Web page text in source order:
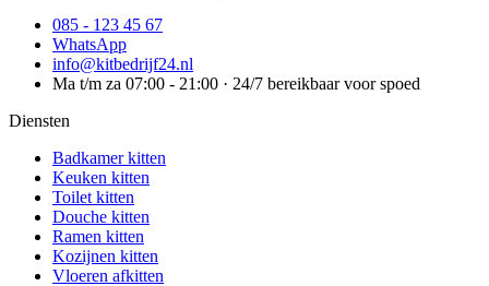
085 - 123 45 67
WhatsApp
info@kitbedrijf24.nl
Ma t/m za 07:00 - 21:00 · 24/7 bereikbaar voor spoed
Diensten
Badkamer kitten
Keuken kitten
Toilet kitten
Douche kitten
Ramen kitten
Kozijnen kitten
Vloeren afkitten